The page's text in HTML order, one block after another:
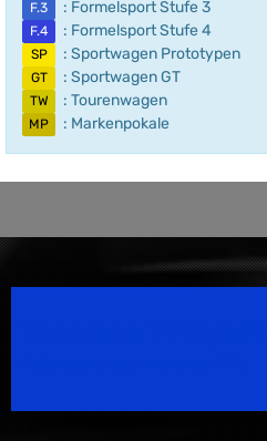
F.3 : Formelsport Stufe 3
F.4 : Formelsport Stufe 4
SP : Sportwagen Prototypen
GT : Sportwagen GT
TW : Tourenwagen
MP : Markenpokale